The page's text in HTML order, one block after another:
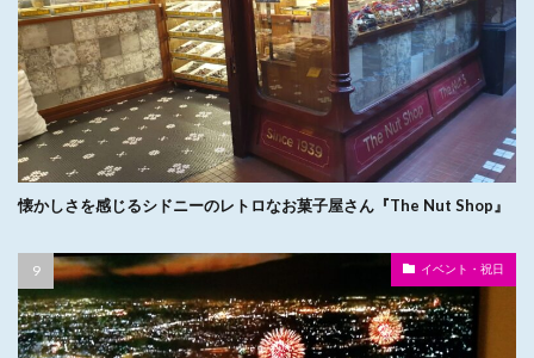
懐かしさを感じるシドニーのレトロなお菓子屋さん『The Nut Shop』
イベント・祝日